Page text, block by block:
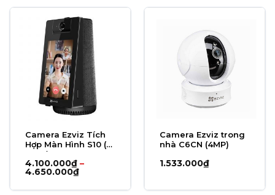
đến
4.406.000₫
Camera Ezviz Tích
Hợp Màn Hình S10 (
4MP )
4.100.000₫ –
4.650.000₫Khoảng
giá:
từ
Camera Ezviz trong
nhà C6CN (4MP)
1.533.000₫